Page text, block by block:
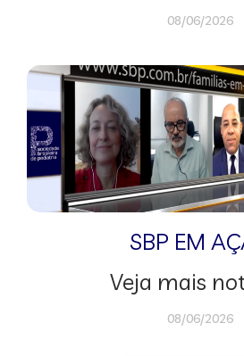
08/06/2026
SBP EM
Veja mais
08/06/2026